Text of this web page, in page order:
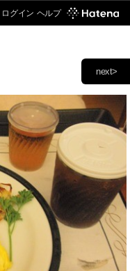
ログイン ヘルプ
next>